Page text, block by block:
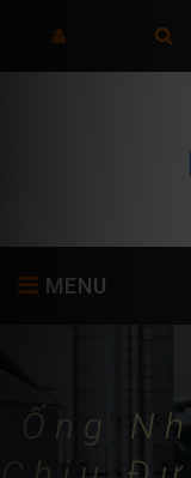
MENU
TRANG CHỦ
Ống